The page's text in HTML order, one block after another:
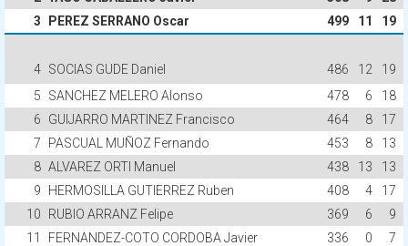
3
PEREZ SERRANO Oscar 499 11 19
4 SOCIAS GUDE Daniel 486 12
19
5
SANCHEZ MELERO Alonso 478 6
18
6
GUIJARRO MARTINEZ Francisco 464 8
17
7
PASCUAL MUÑOZ Fernando 453 8
13
8 ALVAREZ ORTI Manuel 438 13
13
9
HERMOSILLA GUTIERREZ Ruben 408 4
17
10
RUBIO ARRANZ Felipe 369 6
9
11
FERNANDEZ-COTO CORDOBA Javier 336 0 7